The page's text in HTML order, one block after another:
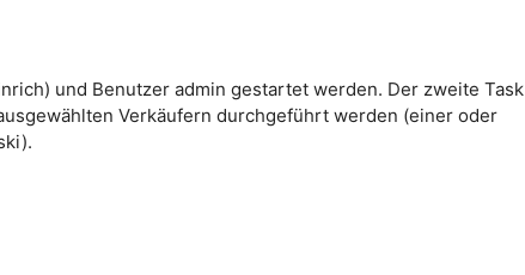
und Benutzer admin gestartet werden. Der zweite Task
Verkäufern durchgeführt werden (einer oder